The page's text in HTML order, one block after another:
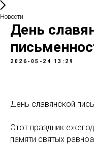
Новости
День
2026-05-24 13:29
День славянской
Этот праздник
памяти святых